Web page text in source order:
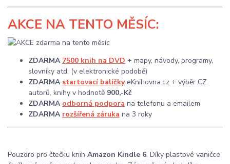
AKCE NA TENTO MĚSÍC:
ZDARMA 7500 knih na DVD + mapy, návody, programy,
slovníky atd. (v elektronické podobě)
ZDARMA startovací balíčkyeKnihovna.cz + výběr CZ
autorů, knihy v hodnotě 900,-Kč
ZDARMA odborná podpora na telefonu a emailem
ZDARMA rozšířená záruka na 3 roky
Pouzdro pro čtečku knih Amazon Kindle 6. Díky plastové vaničce